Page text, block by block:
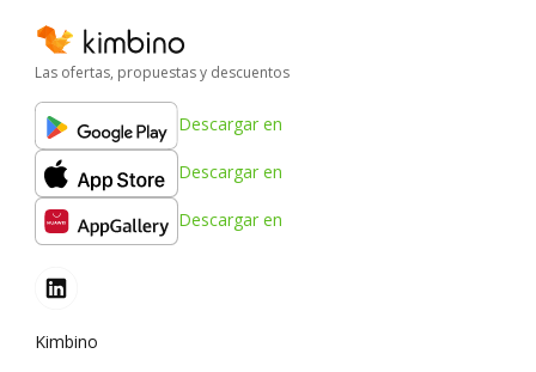
Las ofertas, propuestas y descuentos
Descargar en
Descargar en
Descargar en
Kimbino